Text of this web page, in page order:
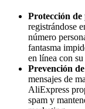
Protección
registrándose
número
fantasma
en línea con
Prevención
mensajes de
AliExpress
spam y